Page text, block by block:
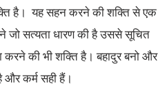
है। यह सहन करने की शक्ति से एक
सत्यता धारण की है उससे सूचित
की भी शक्ति है। बहादुर बनो और
और कर्म सही हैं।